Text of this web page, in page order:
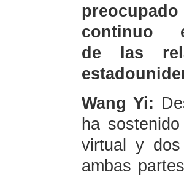
continuo
de las
Wang Yi:
ha
virtual y dos
ambas